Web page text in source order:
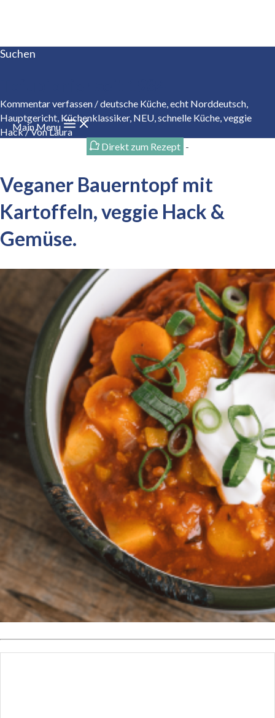
Suchen
Main Menu
Kommentar verfassen /deutsche Küche,echt Norddeutsch,
Hauptgericht, Küchenklassiker, NEU,schnelle Küche,veggie
Hack/ VonLaura
Direkt zum Rezept -
Veganer Bauerntopf mit
Kartoffeln, veggie Hack &
Gemüse.